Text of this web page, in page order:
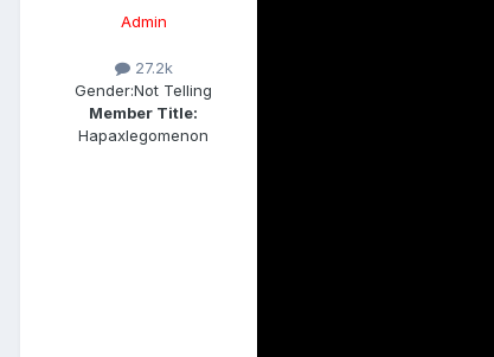
Admin
27.2k
Gender:Not Telling
Member Title:
Hapaxlegomenon